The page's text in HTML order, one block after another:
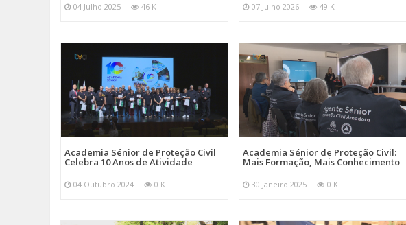
04 Julho 2025 46 K 07 Julho 2026 49 K
Academia Sénior de Proteção Civil
Celebra 10 Anos de Atividade
04 Outubro 2024 0 K
Academia Sénior de Proteção Civil:
Mais Formação, Mais Conhecimento
30 Janeiro 2025 0 K